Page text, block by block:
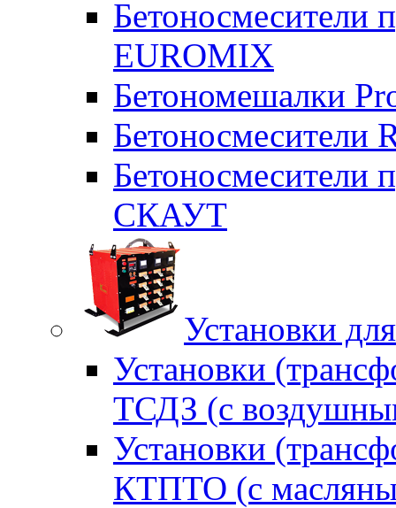
Бетоносмесители
EUROMIX
Бетономешалки
Бетоносмесители
Бетоносмесители
СКАУТ
Установки
Установки
ТСДЗ (c
Установки
КТПТО (c